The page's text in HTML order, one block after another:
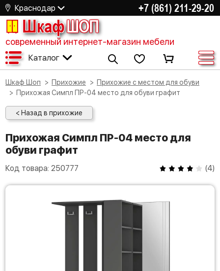
Краснодар +7 (861) 211-29-20
ШкафШОП
современный интернет-магазин мебели
Каталог
Шкаф Шоп Прихожие
Прихожие с местом для обуви
Прихожая Симпл ПР-04 место для обуви графит
< Назад в прихожие
Прихожая Симпл ПР-04 место для
обуви графит
Код товара: 250777 (4)